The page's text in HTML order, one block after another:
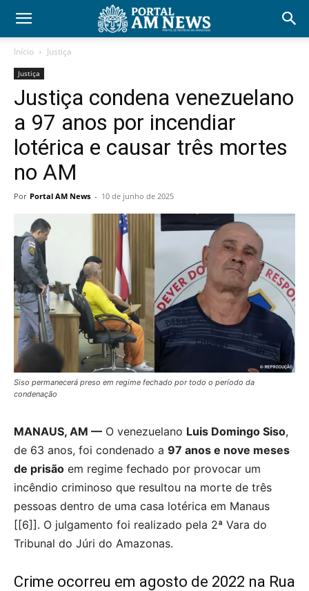
Início Justiça
Justiça
Justiça condena venezuelano
a 97 anos por incendiar
lotérica e causar três mortes
no AM
Por Portal AM News - 10 de junho de 2025
Siso permanecerá preso em regime fechado por todo o período da
condenação
MANAUS, AM — O venezuelano Luis Domingo Siso,
de 63 anos, foi condenado a 97 anos e nove meses
de prisão em regime fechado por provocar um
incêndio criminoso que resultou na morte de três
pessoas dentro de uma casa lotérica em Manaus
[[6]]. O julgamento foi realizado pela 2ª Vara do
Tribunal do Júri do Amazonas.
Crime ocorreu em agosto de 2022 na Rua